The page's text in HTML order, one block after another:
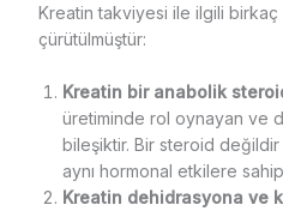
Kreatin takviyesi ile ilgili birkaç
çürütülmüştür:
Kreatin bir anabolik
üretiminde rol oynayan ve
bileşiktir. Bir steroid
aynı hormonal etkilere
Kreatin dehidrasyona ve